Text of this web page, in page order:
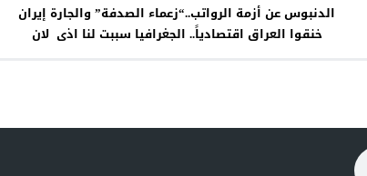
الدنبوس عن أزمة الرواتب..“زعماء الصدفة” والجارة إيران
خنقوا العراق اقتصادياً.. الجغرافيا سببت لنا اذى لان